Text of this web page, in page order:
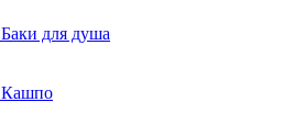
Баки для душа
Кашпо